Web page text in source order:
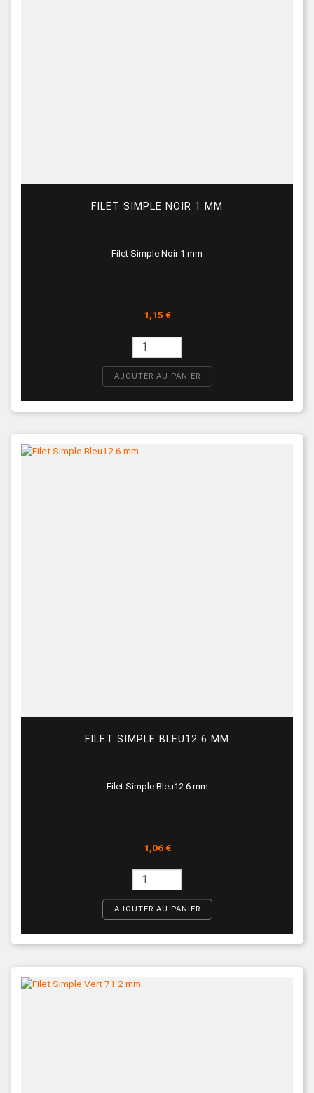
FILET SIMPLE NOIR 1 MM
Filet Simple Noir 1 mm
Prix
1,15 €
AJOUTER AU PANIER
FILET SIMPLE BLEU12 6 MM
Filet Simple Bleu12 6 mm
Prix
1,06 €
AJOUTER AU PANIER